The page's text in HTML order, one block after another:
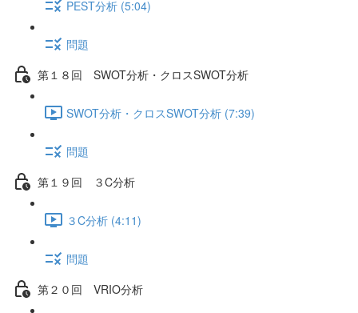
PEST分析 (5:04)
問題
第１８回 SWOT分析・クロスSWOT分析
SWOT分析・クロスSWOT分析 (7:39)
問題
第１９回 ３C分析
３C分析 (4:11)
問題
第２０回 VRIO分析